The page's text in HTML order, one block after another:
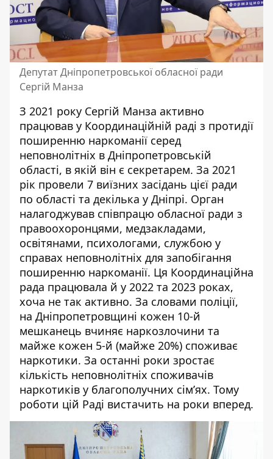
Депутат Дніпропетровської обласної ради
Сергій Манза
З 2021 року Сергій Манза активно
працював у Координаційній раді з протидії
поширенню наркоманії серед
неповнолітніх в Дніпропетровській
області, в якій він є секретарем. За 2021
рік провели 7 виїзних засідань цієї ради
по області та декілька у Дніпрі. Орган
налагоджував співпрацю обласної ради з
правоохоронцями, медзакладами,
освітянами, психологами, службою у
справах неповнолітніх для запобігання
поширенню наркоманії. Ця Координаційна
рада працювала й у 2022 та 2023 роках,
хоча не так активно. За словами поліції,
на Дніпропетровщині кожен 10-й
мешканець вчиняє наркозлочини та
майже кожен 5-й (майже 20%) споживає
наркотики. За останні роки зростає
кількість неповнолітніх споживачів
наркотиків у благополучних сім’ях. Тому
роботи цій Раді вистачить на роки вперед.